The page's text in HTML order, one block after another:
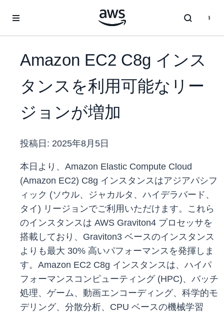
Amazon EC2 C8g インス
タンスを利用可能なリー
ジョンが増加
投稿日: 2025年8月5日
本日より、Amazon Elastic Compute Cloud
(Amazon EC2) C8g インスタンスはアジアパシフ
ィック (ソウル、ジャカルタ、ハイデラバード、
タイ) リージョンでご利用いただけます。これら
のインスタンスは AWS Graviton4 プロセッサを
搭載しており、Graviton3 ベースのインスタンス
よりも最大 30% 高いパフォーマンスを発揮しま
す。Amazon EC2 C8g インスタンスは、ハイパ
フォーマンスコンピューティング (HPC)、バッチ
処理、ゲーム、動画エンコーディング、科学的モ
デリング、分散分析、CPU ベースの機械学習